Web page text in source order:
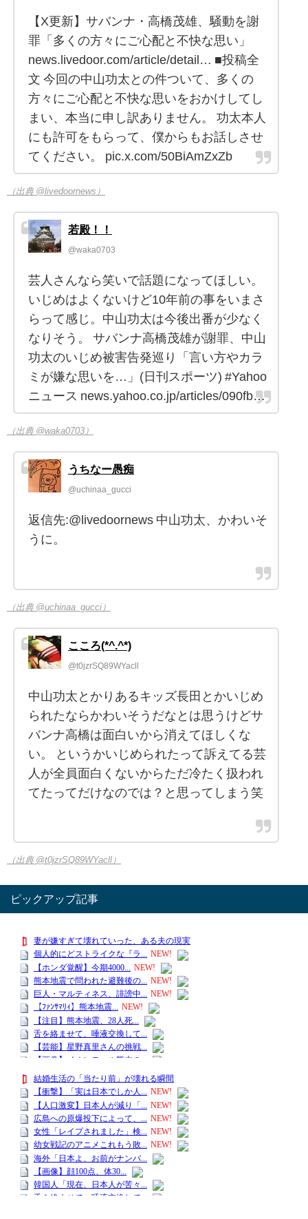
【X更新】サバンナ・高橋茂雄、騒動を謝
罪「多くの方々にご心配と不快な思い」
news.livedoor.com/article/detail… ■投稿全
文 今回の中山功太との件ついて、多くの
方々にご心配と不快な思いをおかけしてし
まい、本当に申し訳ありません。 功太本人
にも許可をもらって、僕からもお話しさせ
てください。 pic.x.com/50BiAmZxZb
（出典 @livedoornews）
若殿！！
@waka0703
芸人さんなら笑いで話題になってほしい。
いじめはよくないけど10年前の事をいまさ
らって感じ。中山功太は今後出番が少なく
なりそう。 サバンナ高橋茂雄が謝罪、中山
功太のいじめ被害告発巡り「言い方やカラ
ミが嫌な思いを…」(日刊スポーツ) #Yahoo
ニュース news.yahoo.co.jp/articles/090fb…
（出典 @waka0703）
うちなー愚痴
@uchinaa_gucci
返信先:@livedoornews 中山功太、かわいそ
うに。
（出典 @uchinaa_gucci）
こころ(*^.^*)
@t0jzrSQ89WYacll
中山功太とかりあるキッズ長田とかいじめ
られたならかわいそうだなとは思うけどサ
バンナ高橋は面白いから消えてほしくな
い。 というかいじめられたって訴えてる芸
人が全員面白くないからただ冷たく扱われ
てたってだけなのでは？と思ってしまう笑
（出典 @t0jzrSQ89WYacll）
ピックアップ記事